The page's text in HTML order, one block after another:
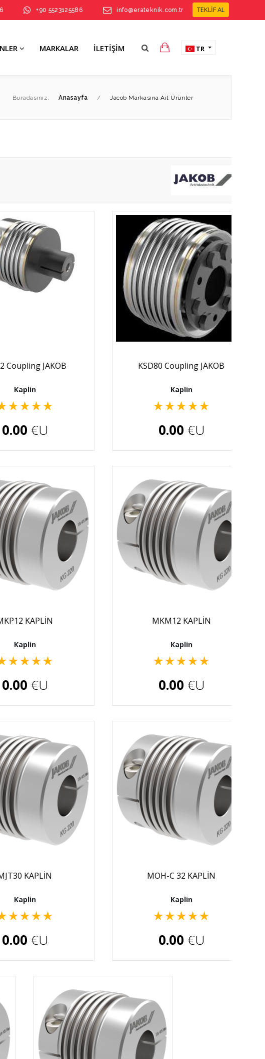
+90 5523125586 info@erateknik.com.tr TEKLİF AL
MARKALAR İLETIŞIM TR
Buradasınız: Anasayfa / Jacob Markasına Ait Ürünler
Coupling JAKOB
Kaplin
★★★★
0.00 €U
KSD80 Coupling JAKOB
Kaplin
★★★★★
0.00 €U
KAPLİN
Kaplin
★★★★
0.00 €U
MKM12 KAPLİN
Kaplin
★★★★★
0.00 €U
KAPLİN
Kaplin
★★★★
0.00 €U
MOH-C 32 KAPLİN
Kaplin
★★★★★
0.00 €U